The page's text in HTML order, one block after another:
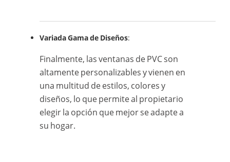
Variada Gama de Diseños:
Finalmente, las ventanas de PVC son
altamente personalizables y vienen en
una multitud de estilos, colores y
diseños, lo que permite al propietario
elegir la opción que mejor se adapte a
su hogar.